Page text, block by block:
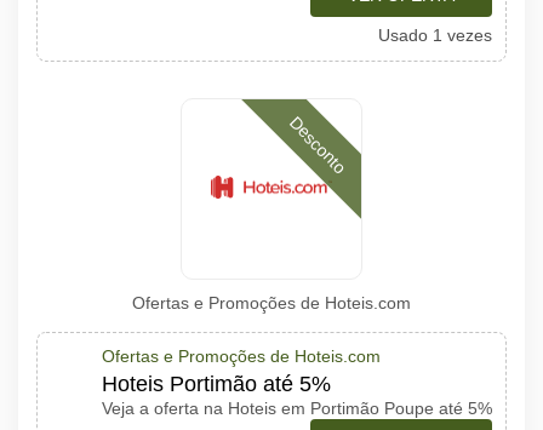
Usado 1 vezes
Desconto
Ofertas e Promoções de Hoteis.com
Ofertas e Promoções de Hoteis.com
Hoteis Portimão até 5%
Veja a oferta na Hoteis em Portimão Poupe até 5%